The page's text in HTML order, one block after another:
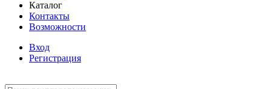
Каталог
Контакты
Возможности
Вход
Регистрация